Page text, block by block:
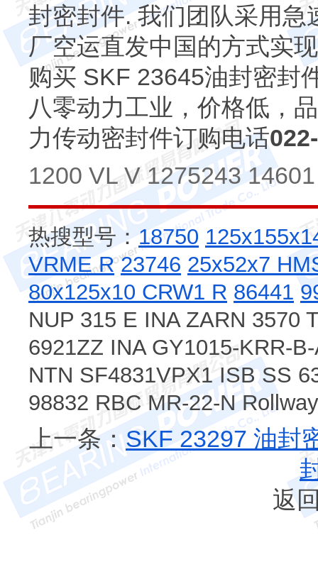
封密封件. 我们团队采用
厂空运直发中国的方式实
购买 SKF 23645油封密封
八零动力工业，价格低，
力传动密封件订购电话
1200 VL V 1275243
热搜型号： 18750
VRME R 23746 25x52x7
80x125x10 CRW1 R 86441
NUP 315 E INA ZARN 3570
6921ZZ INA GY1015-KRR-
NTN SF4831VPX1 ISB SS
98832 RBC MR-22-N
上一条：SKF 23297 油封
返